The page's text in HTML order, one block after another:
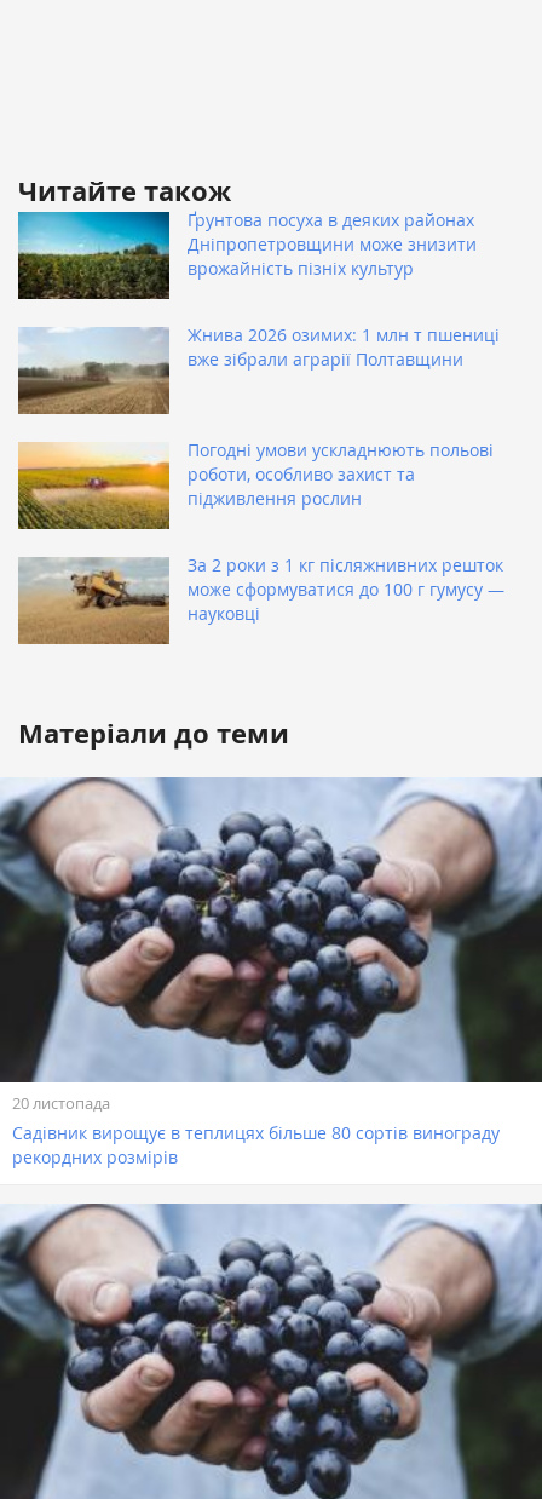
Читайте також
Ґрунтова посуха в деяких районах
Дніпропетровщини може знизити
врожайність пізніх культур
Жнива 2026 озимих: 1 млн т пшениці
вже зібрали аграрії Полтавщини
Погодні умови ускладнюють польові
роботи, особливо захист та
підживлення рослин
За 2 роки з 1 кг післяжнивних решток
може сформуватися до 100 г гумусу —
науковці
Матеріали до теми
20 листопада
Садівник вирощує в теплицях більше 80 сортів винограду
рекордних розмірів